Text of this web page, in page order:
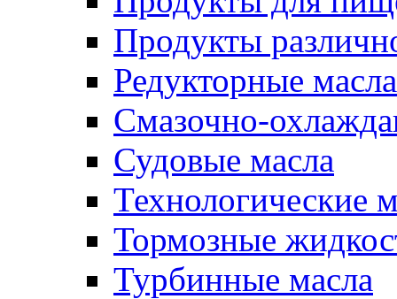
Продукты
Редукторные масла
Смазочно-
Судовые масла
Технологические
Тормозные
Турбинные масла